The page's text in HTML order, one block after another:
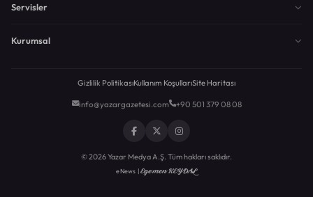
Servisler
Kurumsal
Gizlilik PolitikasıKullanım KoşullarıSite Haritası
info@yazargazetesi.com +90 501 379 08 08
© 2026 Yazar Medya A.Ş. Tüm hakları saklıdır.
eNews |Egemen KEYDAL